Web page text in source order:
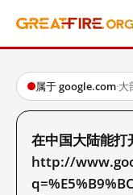
属于 google.com·大
在中国大陆能打
http://